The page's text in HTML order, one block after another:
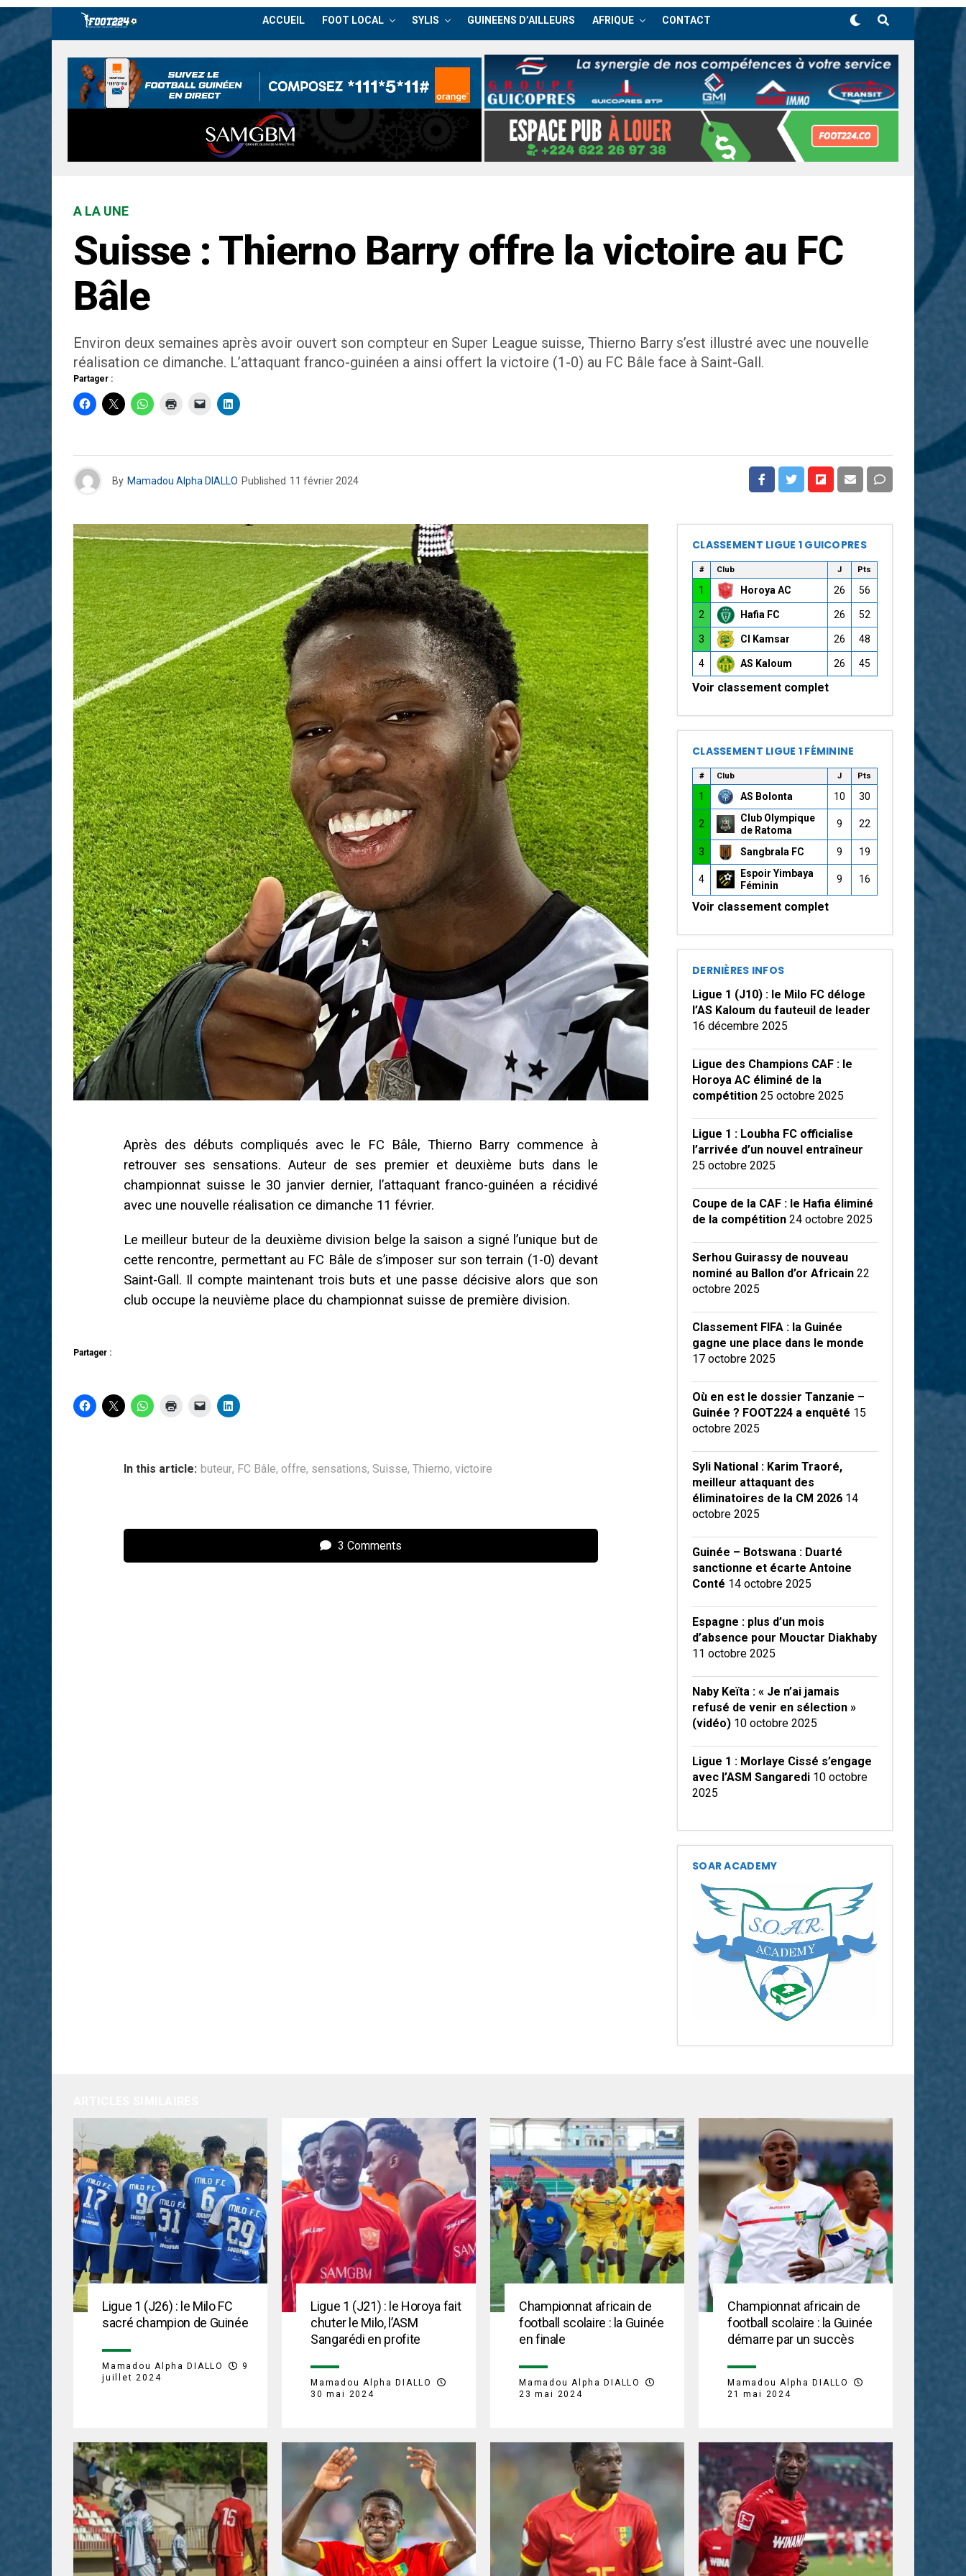
ACCUEIL FOOT LOCAL SYLIS GUINEENS D’AILLEURS AFRIQUE CONTACT
A LA UNE
Suisse : Thierno Barry offre la victoire au FC
Bâle
Environ deux semaines après avoir ouvert son compteur en Super League suisse, Thierno Barry s’est illustré avec une nouvelle
réalisation ce dimanche. L’attaquant franco-guinéen a ainsi offert la victoire (1-0) au FC Bâle face à Saint-Gall.
Partager :
By Mamadou Alpha DIALLO Published 11 février 2024
Après des débuts compliqués avec le FC Bâle, Thierno Barry commence à
retrouver ses sensations. Auteur de ses premier et deuxième buts dans le
championnat suisse le 30 janvier dernier, l’attaquant franco-guinéen a récidivé
avec une nouvelle réalisation ce dimanche 11 février.
Le meilleur buteur de la deuxième division belge la saison a signé l’unique but de
cette rencontre, permettant au FC Bâle de s’imposer sur son terrain (1-0) devant
Saint-Gall. Il compte maintenant trois buts et une passe décisive alors que son
club occupe la neuvième place du championnat suisse de première division.
Partager :
In this article: buteur, FC Bâle, offre, sensations, Suisse, Thierno, victoire
3 Comments
CLASSEMENT LIGUE 1 GUICOPRES
# Club J Pts
1 Horoya AC 26 56
2 Hafia FC 26 52
3 CI Kamsar 26 48
4 AS Kaloum 26 45
Voir classement complet
CLASSEMENT LIGUE 1 FÉMININE
# Club J Pts
1 AS Bolonta 10 30
2
Club Olympique
de Ratoma
9 22
3 Sangbrala FC 9 19
4
Espoir Yimbaya
Féminin
9 16
Voir classement complet
DERNIÈRES INFOS
Ligue 1 (J10) : le Milo FC déloge
l’AS Kaloum du fauteuil de leader
16 décembre 2025
Ligue des Champions CAF : le
Horoya AC éliminé de la
compétition 25 octobre 2025
Ligue 1 : Loubha FC officialise
l’arrivée d’un nouvel entraîneur
25 octobre 2025
Coupe de la CAF : le Hafia éliminé
de la compétition 24 octobre 2025
Serhou Guirassy de nouveau
nominé au Ballon d’or Africain 22
octobre 2025
Classement FIFA : la Guinée
gagne une place dans le monde
17 octobre 2025
Où en est le dossier Tanzanie –
Guinée ? FOOT224 a enquêté 15
octobre 2025
Syli National : Karim Traoré,
meilleur attaquant des
éliminatoires de la CM 2026 14
octobre 2025
Guinée – Botswana : Duarté
sanctionne et écarte Antoine
Conté 14 octobre 2025
Espagne : plus d’un mois
d’absence pour Mouctar Diakhaby
11 octobre 2025
Naby Keïta : « Je n’ai jamais
refusé de venir en sélection »
(vidéo) 10 octobre 2025
Ligue 1 : Morlaye Cissé s’engage
avec l’ASM Sangaredi 10 octobre
2025
SOAR ACADEMY
Ligue 1 (J26) : le Milo FC
sacré champion de Guinée
Mamadou Alpha DIALLO
9
juillet 2024
Ligue 1 (J21) : le Horoya fait
chuter le Milo, l’ASM
Sangarédi en profite
Mamadou Alpha DIALLO
30 mai 2024
Championnat africain de
football scolaire : la Guinée
en finale
Mamadou Alpha DIALLO
23 mai 2024
Championnat africain de
football scolaire : la Guinée
démarre par un succès
Mamadou Alpha DIALLO
21 mai 2024